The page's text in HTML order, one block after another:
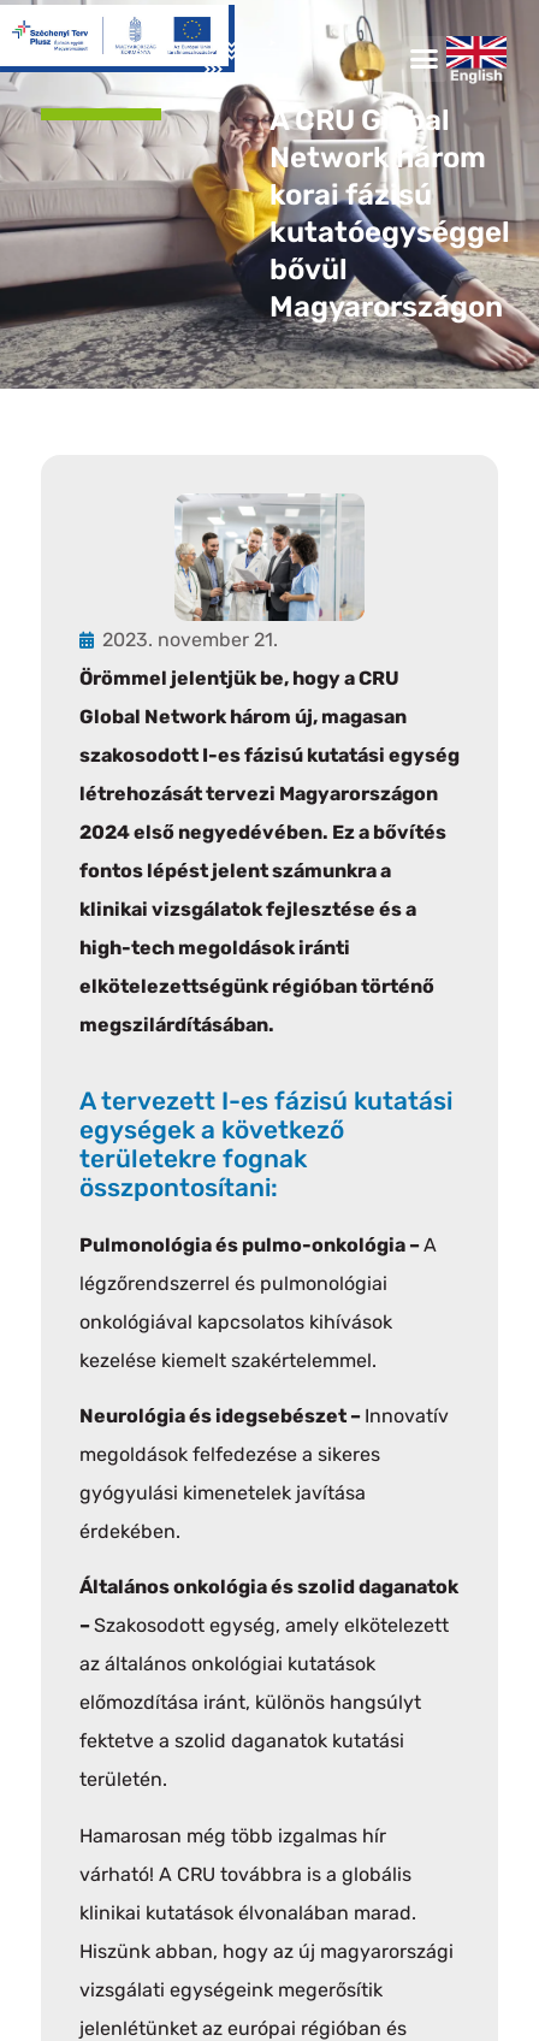
A CRU Global
Network három
korai fázisú
kutatóegységgel
bővül
Magyarországon
2023. november 21.
Örömmel jelentjük be, hogy a CRU
Global Network három új, magasan
szakosodott I-es fázisú kutatási egység
létrehozását tervezi Magyarországon
2024 első negyedévében. Ez a bővítés
fontos lépést jelent számunkra a
klinikai vizsgálatok fejlesztése és a
high-tech megoldások iránti
elkötelezettségünk régióban történő
megszilárdításában.
A tervezett I-es fázisú kutatási
egységek a következő
területekre fognak
összpontosítani:
Pulmonológia és pulmo-onkológia –A
légzőrendszerrel és pulmonológiai
onkológiával kapcsolatos kihívások
kezelése kiemelt szakértelemmel.
Neurológia és idegsebészet – Innovatív
megoldások felfedezése a sikeres
gyógyulási kimenetelek javítása
érdekében.
Általános onkológia és szolid daganatok
–Szakosodott egység, amely elkötelezett
az általános onkológiai kutatások
előmozdítása iránt, különös hangsúlyt
fektetve a szolid daganatok kutatási
területén.
Hamarosan még több izgalmas hír
várható! A CRU továbbra is a globális
klinikai kutatások élvonalában marad.
Hiszünk abban, hogy az új magyarországi
vizsgálati egységeink megerősítik
jelenlétünket az európai régióban és